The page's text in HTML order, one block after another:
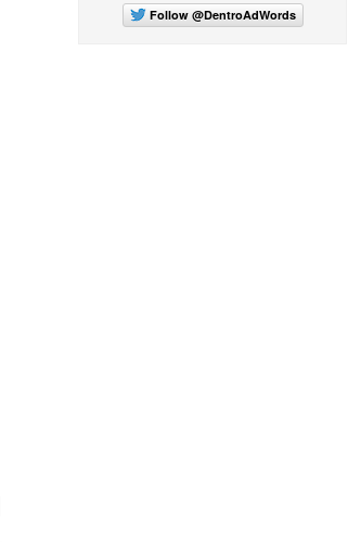
Follow @DentroAdWords